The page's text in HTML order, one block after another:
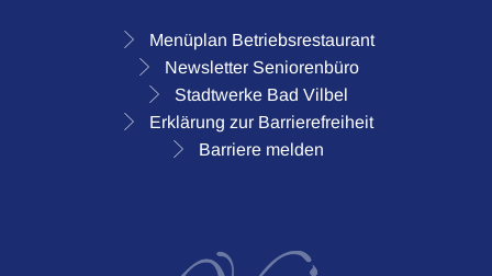
Menüplan Betriebsrestaurant
Newsletter Seniorenbüro
Stadtwerke Bad Vilbel
Erklärung zur Barrierefreiheit
Barriere melden